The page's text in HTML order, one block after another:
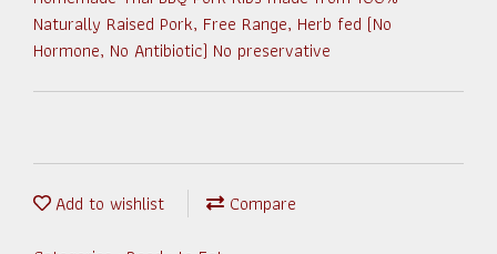
Naturally Raised Pork, Free Range, Herb fed (No
Hormone, No Antibiotic) No preservative
Add to wishlist
Compare